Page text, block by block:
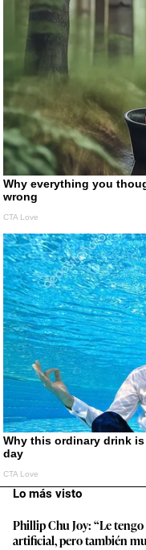
Lo más visto
Phillip Chu Joy: “Le
artificial, pero también